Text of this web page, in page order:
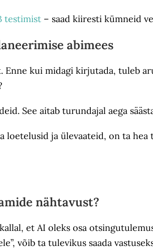
testimist – saad kiiresti kümneid
abimees
Enne kui midagi kirjutada, tuleb
See aitab turundajal aega
loetelusid ja ülevaateid, on ta
nähtavust?
et AI oleks osa
võib ta tulevikus saada